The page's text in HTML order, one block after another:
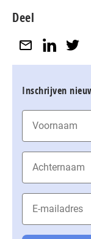
Deel
Inschrijven